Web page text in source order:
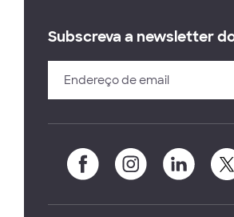
Subscreva a newsletter